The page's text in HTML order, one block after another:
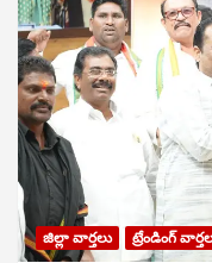
జిల్లా వార్తలు ట్రేండింగ్